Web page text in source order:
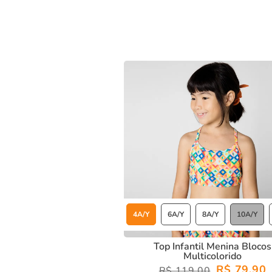
4A/Y 6A/Y 8A/Y 10A/Y
Top Infantil Menina Blocos
Multicolorido